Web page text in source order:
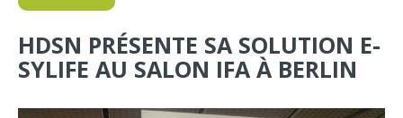
HDSN PRÉSENTE SA SOLUTION E-
SYLIFE AU SALON IFA À BERLIN